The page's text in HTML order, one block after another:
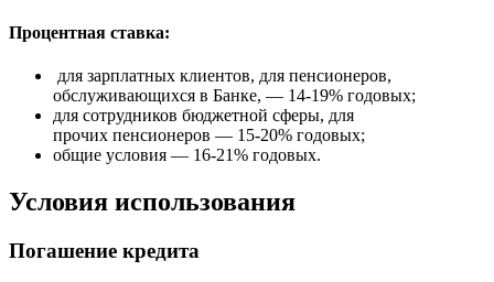
Процентная ставка:
для зарплатных клиентов, для пенсионеров,
обслуживающихся в Банке, — 14-19% годовых;
для сотрудников бюджетной сферы, для
прочих пенсионеров — 15-20% годовых;
общие условия — 16-21% годовых.
Условия использования
Погашение кредита